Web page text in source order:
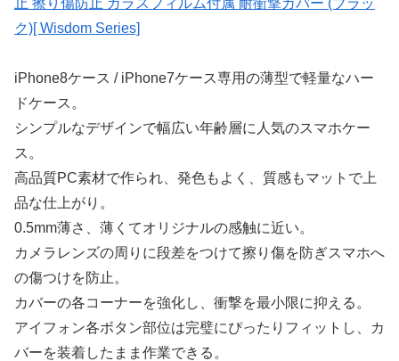
ク)[ Wisdom Series]
iPhone8ケース / iPhone7ケース専用の薄型で軽量なハー
ドケース。
シンプルなデザインで幅広い年齢層に人気のスマホケー
ス。
高品質PC素材で作られ、発色もよく、質感もマットで上
品な仕上がり。
0.5mm薄さ、薄くてオリジナルの感触に近い。
カメラレンズの周りに段差をつけて擦り傷を防ぎスマホへ
の傷つけを防止。
カバーの各コーナーを強化し、衝撃を最小限に抑える。
アイフォン各ボタン部位は完璧にぴったりフィットし、カ
バーを装着したまま作業できる。